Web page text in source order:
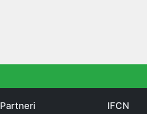
Partneri IFCN